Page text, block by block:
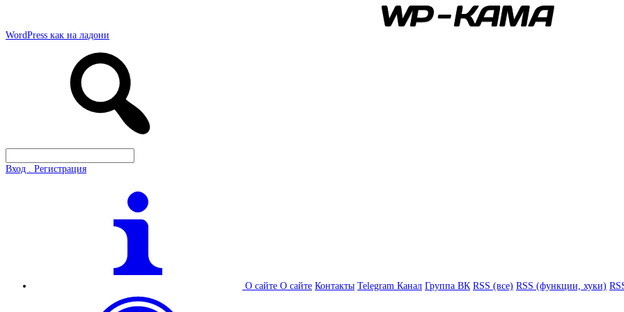
WordPress как на ладони
Вход . Регистрация
О сайте О сайте Контакты Telegram Канал Группа ВК RSS (все) RSS (функции, хуки)